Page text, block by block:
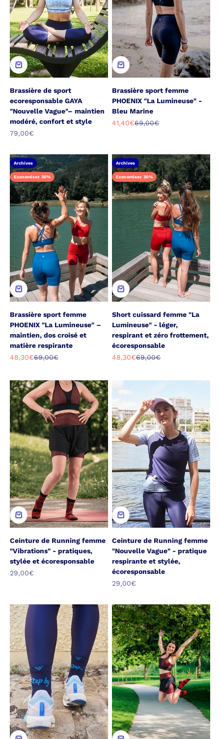
Brassière de sport
ecoresponsable GAYA
"Nouvelle Vague"– maintien
modéré, confort et style
Prix de vente
79,00€
Brassière sport femme
PHOENIX "La Lumineuse" -
Bleu Marine
Prix de vente
41,40€Prix normal
69,00€
Archives
Economisez 30%
Brassière sport femme
PHOENIX "La Lumineuse" –
maintien, dos croisé et
matière respirante
Prix de vente
48,30€Prix normal
69,00€
Archives
Economisez 30%
Short cuissard femme "La
Lumineuse" - léger,
respirant et zéro frottement,
écoresponsable
Prix de vente
48,30€Prix normal
69,00€
Ceinture de Running femme
"Vibrations" - pratiques,
stylée et écoresponsable
Prix de vente
29,00€
Ceinture de Running femme
"Nouvelle Vague" - pratique
respirante et stylée,
écoresponsable
Prix de vente
29,00€